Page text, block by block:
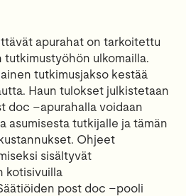
apurahat on tarkoitettu
tutkimustyöhön ulkomailla.
tutkimusjakso kestää
. Haun tulokset julkistetaan
doc –apurahalla voidaan
asumisesta tutkijalle ja tämän
Ohjeet
sisältyvät
kotisivuilla
post doc –pooli